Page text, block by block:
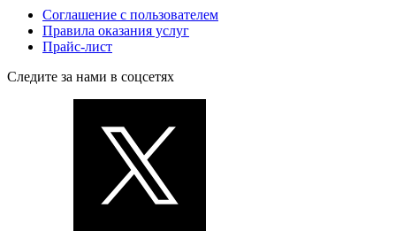
Соглашение с пользователем
Правила оказания услуг
Прайс-лист
Следите за нами в соцсетях